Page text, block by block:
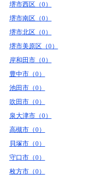
堺市西区（0）
堺市南区（0）
堺市北区（0）
堺市美原区（0）
岸和田市（0）
豊中市（0）
池田市（0）
吹田市（0）
泉大津市（0）
高槻市（0）
貝塚市（0）
守口市（0）
枚方市（0）